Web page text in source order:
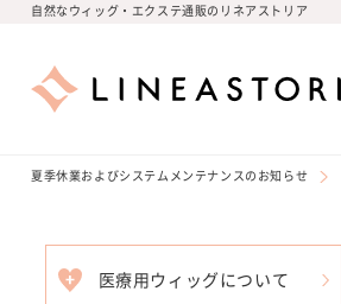
自然なウィッグ・エクステ通販のリネアストリア
夏季休業およびシステムメンテナンスのお知らせ
医療用ウィッグについて